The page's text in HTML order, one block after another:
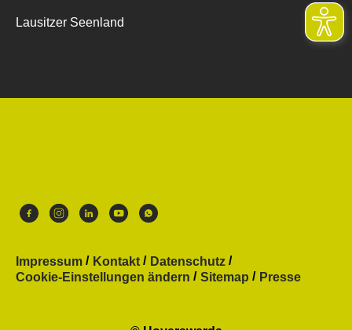
Lausitzer Seenland
Impressum Kontakt
Datenschutz
Cookie-Einstellungen ändern
Sitemap Presse